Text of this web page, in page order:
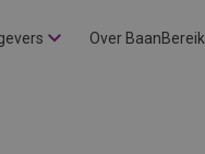
Over BaanBereik